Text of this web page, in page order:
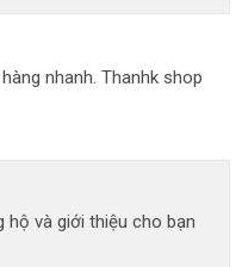
nhanh. Thanhk shop
và giới thiệu cho bạn